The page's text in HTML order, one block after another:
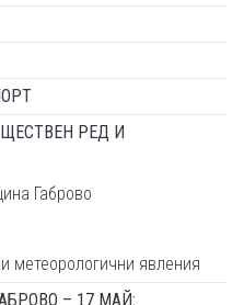
РЕД И
Габрово
метеорологични явления
– 17 МАЙ: